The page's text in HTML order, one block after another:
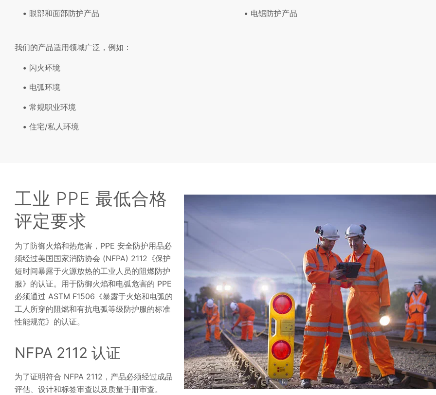
眼部和面部防护产品 电锯防护产品
我们的产品适用领域广泛，例如：
闪火环境
电弧环境
常规职业环境
住宅/私人环境
工业 PPE 最低合格
评定要求
为了防御火焰和热危害，PPE 安全防护用品必
须经过美国国家消防协会 (NFPA) 2112《保护
短时间暴露于火源放热的工业人员的阻燃防护
服》的认证。用于防御火焰和电弧危害的 PPE
必须通过 ASTM F1506《暴露于火焰和电弧的
工人所穿的阻燃和有抗电弧等级防护服的标准
性能规范》的认证。
NFPA 2112 认证
为了证明符合 NFPA 2112，产品必须经过成品
评估、设计和标签审查以及质量手册审查。